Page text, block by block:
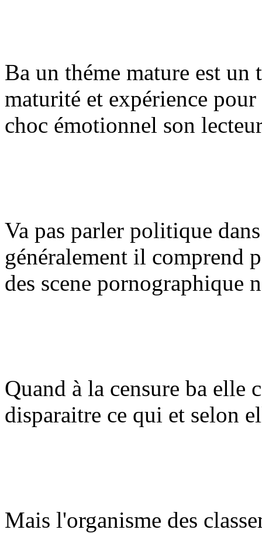
Ba un théme mature est un
maturité et expérience
choc émotionnel son
Va pas parler politique
généralement il comprend
des scene pornographique
Quand à la censure ba elle
disparaitre ce qui et selon
Mais l'organisme des